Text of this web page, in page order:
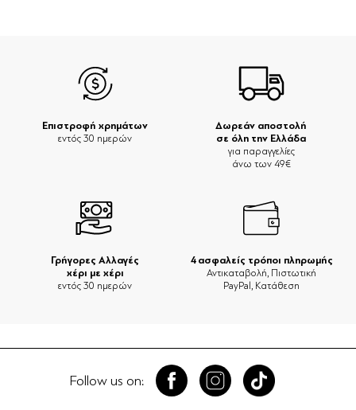
Δωρεάν αποστολή
σε όλη την Ελλάδα
για παραγγελίες
άνω των 49€
Επιστροφή χρημάτων
εντός 30 ημερών
Γρήγορες Αλλαγές
χέρι με χέρι
εντός 30 ημερών
4 ασφαλείς τρόποι πληρωμής
Αντικαταβολή, Πιστωτική
PayPal, Κατάθεση
Follow us on: